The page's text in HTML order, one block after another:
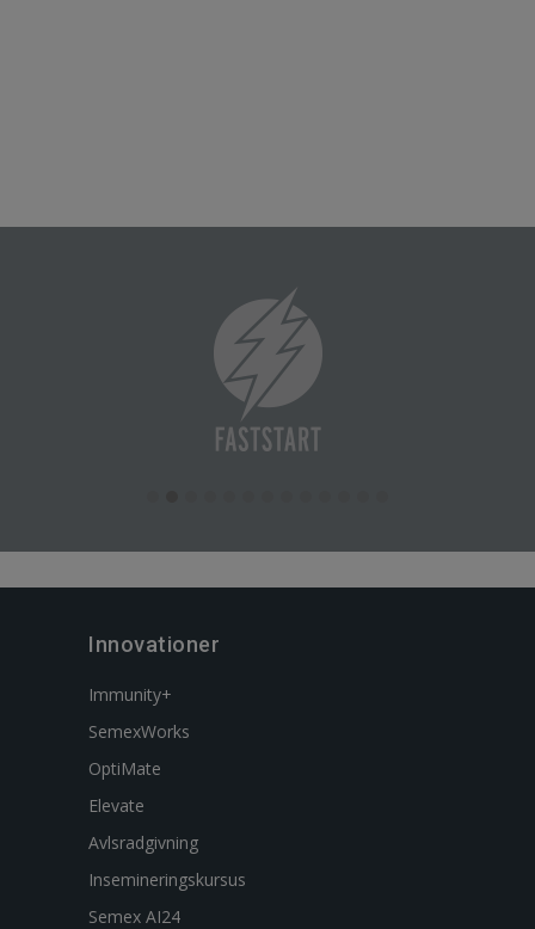
Innovationer
Immunity+
SemexWorks
OptiMate
Elevate
Avlsradgivning
Insemineringskursus
Semex AI24